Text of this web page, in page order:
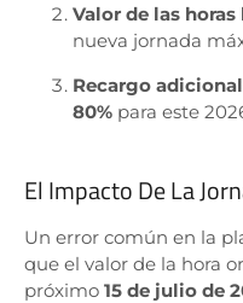
Valor de las horas
nueva jornada
Recargo
80% para este
El Impacto De La
Un error común en la
que el valor de la hora
próximo 15 de julio de